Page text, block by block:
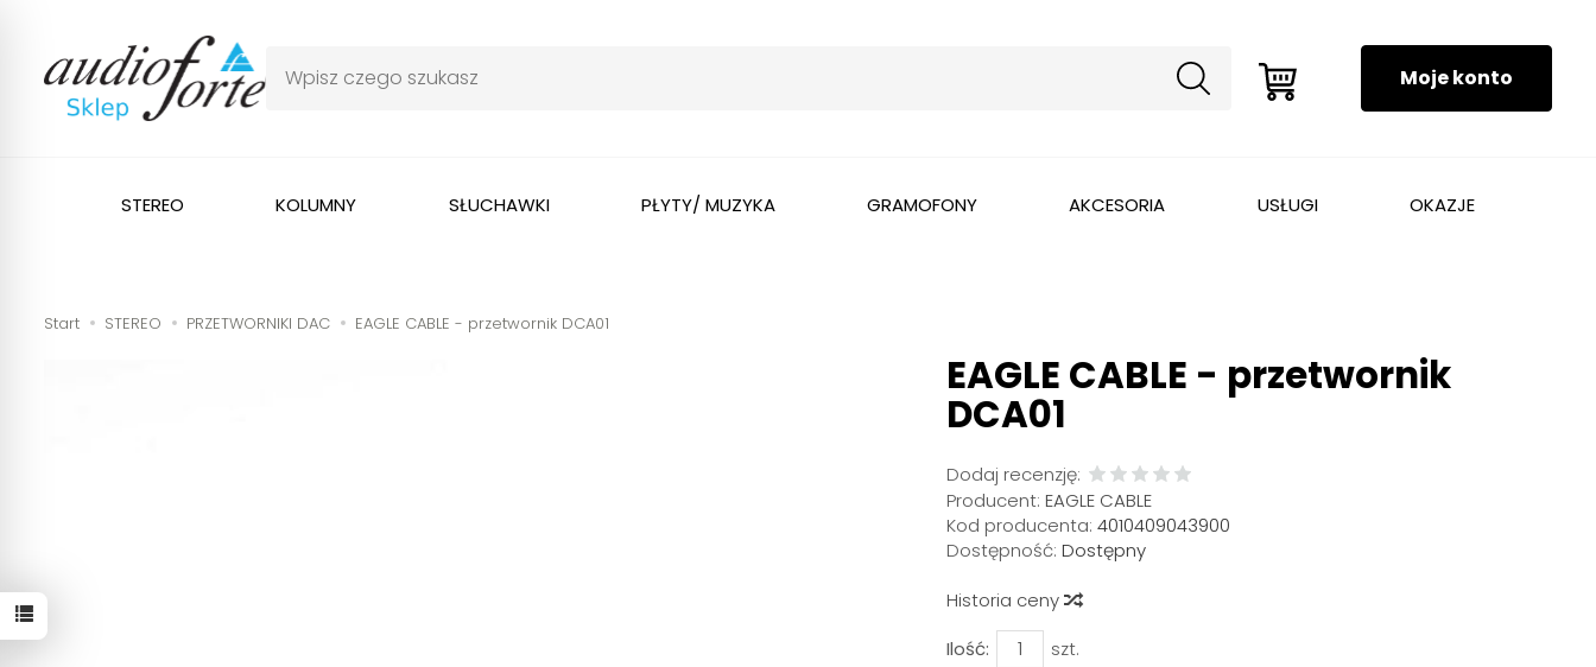
STEREO KOLUMNY SŁUCHAWKI PŁYTY/ MUZYKA GRAMOFONY AKCESORIA USŁUGI OKAZJE
Start STEREO PRZETWORNIKI DAC EAGLE CABLE - przetwornik DCA01
EAGLE CABLE - przetwornik
DCA01
Dodaj recenzję:
Producent: EAGLE CABLE
Kod producenta: 4010409043900
Dostępność: Dostępny
Historia ceny
Ilość:
szt.